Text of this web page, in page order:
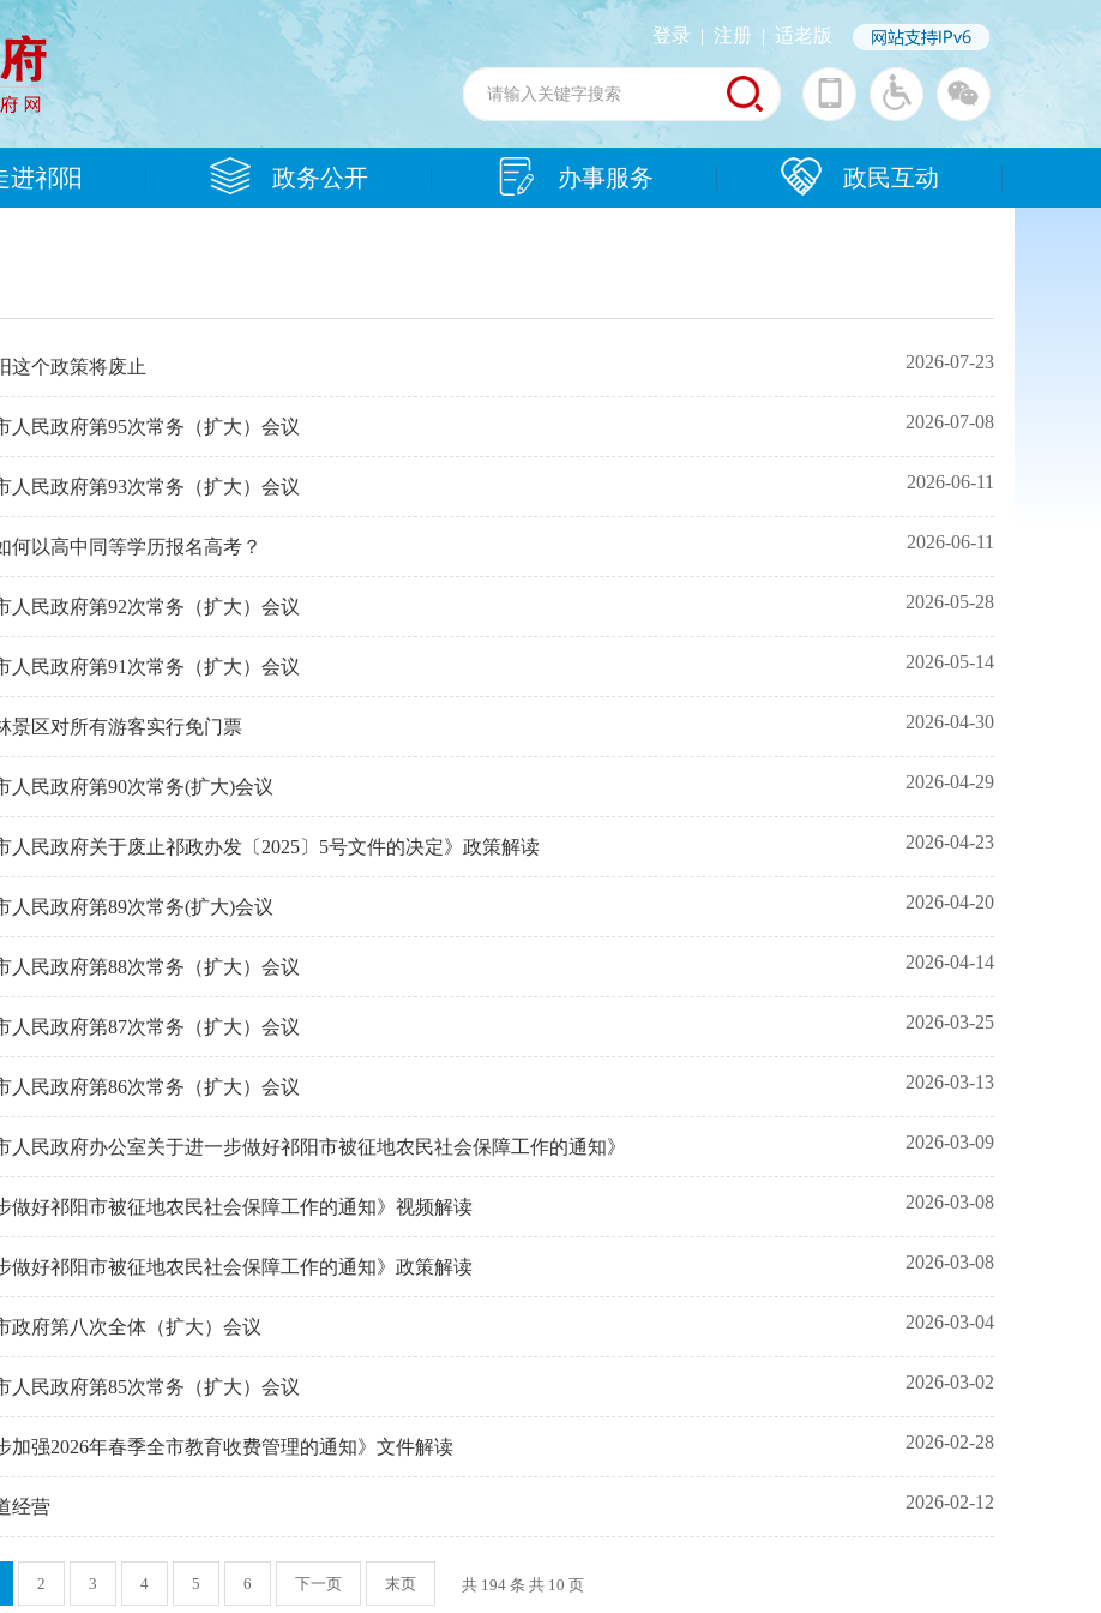
登录 | 注册 | 适老版
进祁阳 政务公开 办事服务 政民互动
这个政策将废止 2026-07-23
人民政府第95次常务（扩大）会议 2026-07-08
人民政府第93次常务（扩大）会议 2026-06-11
何以高中同等学历报名高考？ 2026-06-11
人民政府第92次常务（扩大）会议 2026-05-28
人民政府第91次常务（扩大）会议 2026-05-14
景区对所有游客实行免门票 2026-04-30
人民政府第90次常务(扩大)会议 2026-04-29
人民政府关于废止祁政办发〔2025〕5号文件的决定》政策解读 2026-04-23
人民政府第89次常务(扩大)会议 2026-04-20
人民政府第88次常务（扩大）会议 2026-04-14
人民政府第87次常务（扩大）会议 2026-03-25
人民政府第86次常务（扩大）会议 2026-03-13
人民政府办公室关于进一步做好祁阳市被征地农民社会保障工作的通知》 2026-03-09
做好祁阳市被征地农民社会保障工作的通知》视频解读 2026-03-08
做好祁阳市被征地农民社会保障工作的通知》政策解读 2026-03-08
政府第八次全体（扩大）会议 2026-03-04
人民政府第85次常务（扩大）会议 2026-03-02
加强2026年春季全市教育收费管理的通知》文件解读 2026-02-28
经营 2026-02-12
2 3 4 5 6 下一页 末页 共 194 条 共 10 页